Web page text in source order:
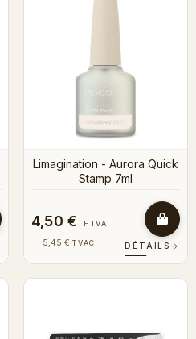
Limagination - Aurora Quick
Stamp 7ml
4,50 € HTVA
5,45 € TVAC DÉTAILS →